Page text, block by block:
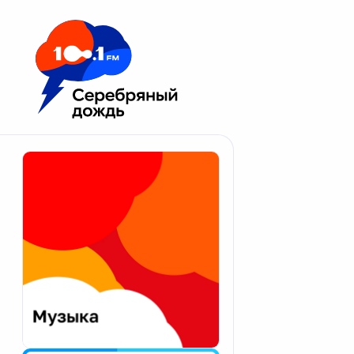
Москва 100.1 FM
Апатиты
Екатеринбург
Калининград
Калуга